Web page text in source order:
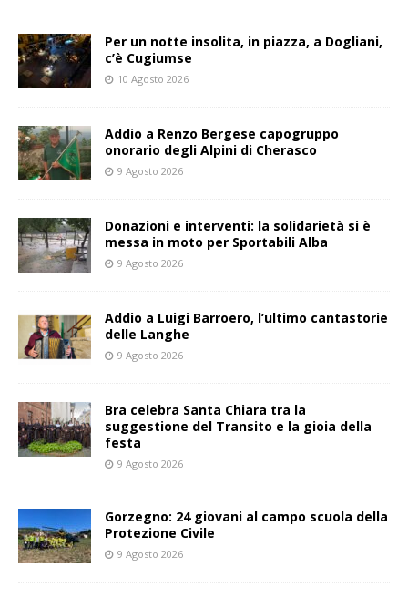
Per un notte insolita, in piazza, a Dogliani,
c’è Cugiumse
10 Agosto 2026
Addio a Renzo Bergese capogruppo
onorario degli Alpini di Cherasco
9 Agosto 2026
Donazioni e interventi: la solidarietà si è
messa in moto per Sportabili Alba
9 Agosto 2026
Addio a Luigi Barroero, l’ultimo cantastorie
delle Langhe
9 Agosto 2026
Bra celebra Santa Chiara tra la
suggestione del Transito e la gioia della
festa
9 Agosto 2026
Gorzegno: 24 giovani al campo scuola della
Protezione Civile
9 Agosto 2026